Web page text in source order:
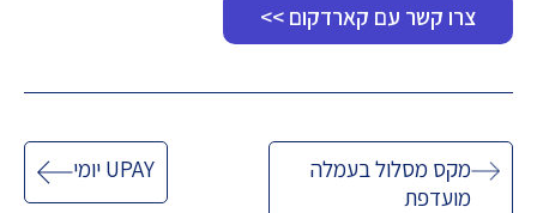
צרו קשר עם קארדקום >>
ניווטמקס מסלול בעמלה
מועדפת
UPAY יומי